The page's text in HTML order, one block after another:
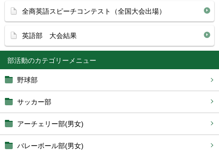
部活動
野球部
サッカー部
アーチェリー部(男女)
バレーボール部(男女)
全商英語スピーチコンテスト（全国大会出場）
英語部 大会結果